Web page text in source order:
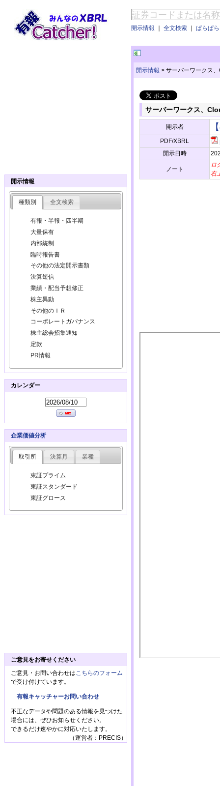
開示情報 ｜ 全文検索 ｜ ぱらぱ
開示情報 > サーバーワークス
サーバーワークス、
開示者
PDF/XBRL
開示日時
ノート
ロ
右
開示情報
種類別 全文検索
有報・半報・四半期
大量保有
内部統制
臨時報告書
その他の法定開示書類
決算短信
業績・配当予想修正
株主異動
その他のＩＲ
コーポレートガバナンス
株主総会招集通知
定款
PR情報
カレンダー
企業価値分析
取引所 決算月 業種
東証プライム
東証スタンダード
東証グロース
ご意見をお寄せください
ご意見・お問い合わせは こちらのフォーム
で受け付けています。
有報キャッチャーお問い合わせ
不正なデータや問題のある情報を見つけた
場合には、ぜひお知らせください。
できるだけ速やかに対応いたします。
（運営者：PRECIS）